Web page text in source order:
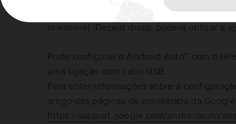
Certifique-se de concluir a configuração